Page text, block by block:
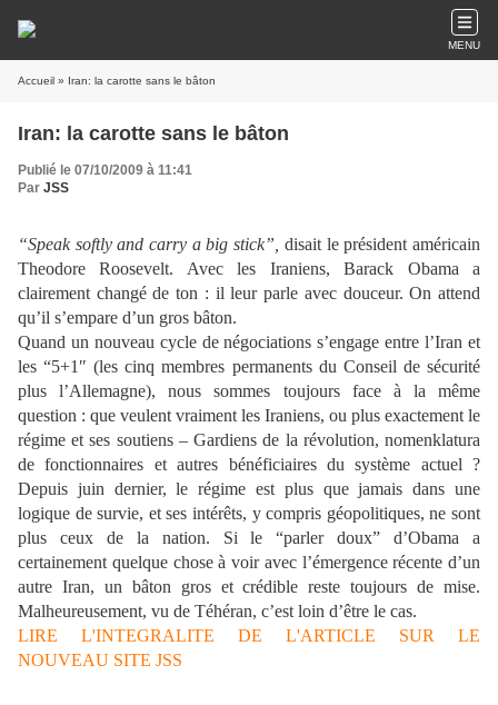
MENU
Accueil » Iran: la carotte sans le bâton
Iran: la carotte sans le bâton
Publié le 07/10/2009 à 11:41
Par JSS
“Speak softly and carry a big stick”, disait le président américain
Theodore Roosevelt. Avec les Iraniens, Barack Obama a
clairement changé de ton : il leur parle avec douceur. On attend
qu’il s’empare d’un gros bâton.
Quand un nouveau cycle de négociations s’engage entre l’Iran et
les “5+1″ (les cinq membres permanents du Conseil de sécurité
plus l’Allemagne), nous sommes toujours face à la même
question : que veulent vraiment les Iraniens, ou plus exactement le
régime et ses soutiens – Gardiens de la révolution, nomenklatura
de fonctionnaires et autres bénéficiaires du système actuel ?
Depuis juin dernier, le régime est plus que jamais dans une
logique de survie, et ses intérêts, y compris géopolitiques, ne sont
plus ceux de la nation. Si le “parler doux” d’Obama a
certainement quelque chose à voir avec l’émergence récente d’un
autre Iran, un bâton gros et crédible reste toujours de mise.
Malheureusement, vu de Téhéran, c’est loin d’être le cas.
LIRE L'INTEGRALITE DE L'ARTICLE SUR LE
NOUVEAU SITE JSS